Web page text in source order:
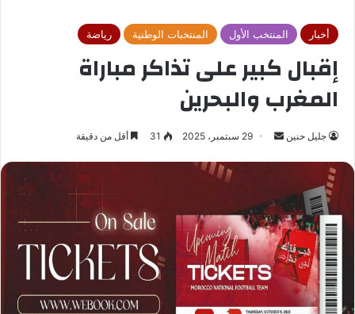
أخبار المنتخب الأول المنتخبات الوطنية رياضة
إقبال كبير على تذاكر مباراة
المغرب والبحرين
جليل حنين
ب
ر
ي
د
إ
29 سبتمبر، 2025 31 أقل من دقيقة